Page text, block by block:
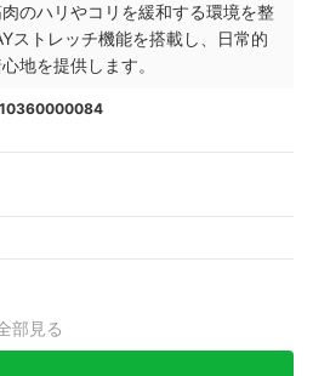
のハリやコリを緩和する環境を整
ストレッチ機能を搭載し、日常的
地を提供します。
部見る